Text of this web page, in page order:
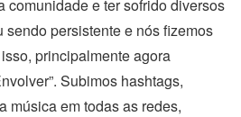
comunidade e ter sofrido diversos
persistente e nós fizemos
principalmente agora
Subimos hashtags,
música em todas as redes,